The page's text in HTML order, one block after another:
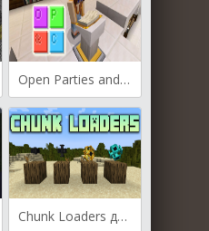
Open Parties and Claims для Майнкрафт [1.20.4, 1.20.2]
Chunk Loaders для Майнкрафт [1.20.2, 1.20.1, 1.20]